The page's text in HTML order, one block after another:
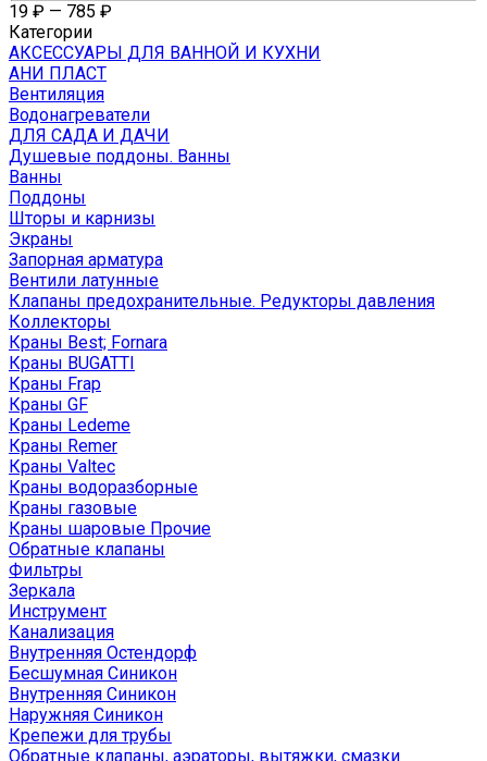
19 ₽ — 785 ₽
Категории
АКСЕССУАРЫ ДЛЯ ВАННОЙ И КУХНИ
АНИ ПЛАСТ
Вентиляция
Водонагреватели
ДЛЯ САДА И ДАЧИ
Душевые поддоны. Ванны
Ванны
Поддоны
Шторы и карнизы
Экраны
Запорная арматура
Вентили латунные
Клапаны предохранительные. Редукторы давления
Коллекторы
Краны Best; Fornara
Краны BUGATTI
Краны Frap
Краны GF
Краны Ledeme
Краны Remer
Краны Valtec
Краны водоразборные
Краны газовые
Краны шаровые Прочие
Обратные клапаны
Фильтры
Зеркала
Инструмент
Канализация
Внутренняя Остендорф
Бесшумная Синикон
Внутренняя Синикон
Наружняя Синикон
Крепежи для трубы
Обратные клапаны, аэраторы, вытяжки, смазки